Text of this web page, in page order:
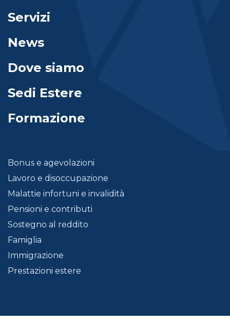
Servizi
News
Dove siamo
Sedi Estere
Formazione
Bonus e agevolazioni
Lavoro e disoccupazione
Malattie infortuni e invalidità
Pensioni e contributi
Sostegno al reddito
Famiglia
Immigrazione
Prestazioni estere